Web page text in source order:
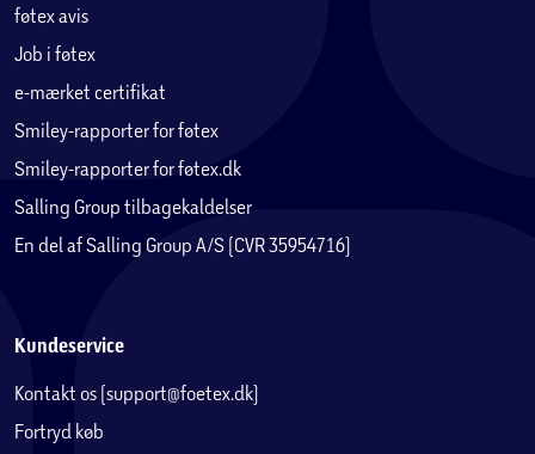
føtex avis
Job i føtex
e-mærket certifikat
Smiley-rapporter for føtex
Smiley-rapporter for føtex.dk
Salling Group tilbagekaldelser
En del af Salling Group A/S (CVR 35954716)
Kundeservice
Kontakt os (support@foetex.dk)
Fortryd køb